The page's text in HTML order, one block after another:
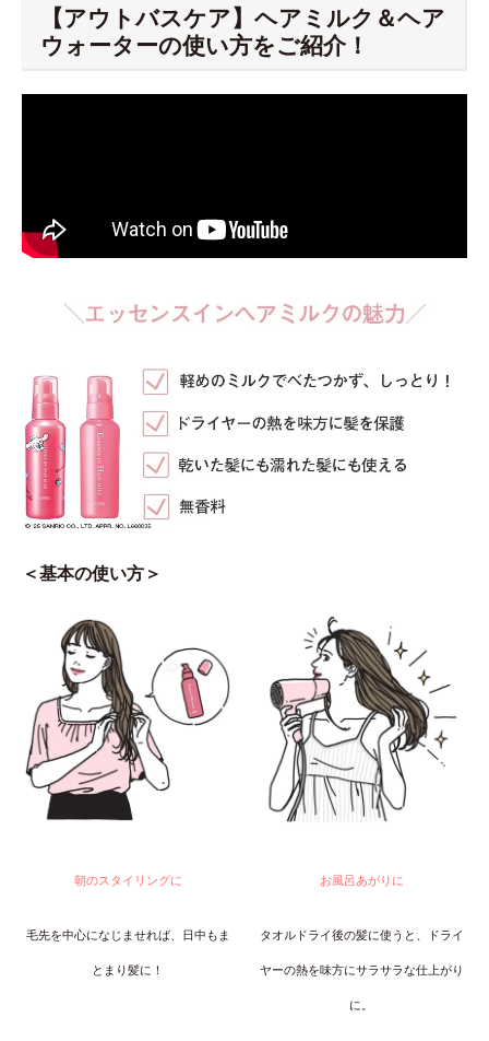
【アウトバスケア】ヘアミルク＆ヘア
ウォーターの使い方をご紹介！
＜基本の使い方＞
朝のスタイリングに
毛先を中心になじませれば、日中もま
とまり髪に！
お風呂あがりに
タオルドライ後の髪に使うと、ドライ
ヤーの熱を味方にサラサラな仕上がり
に。